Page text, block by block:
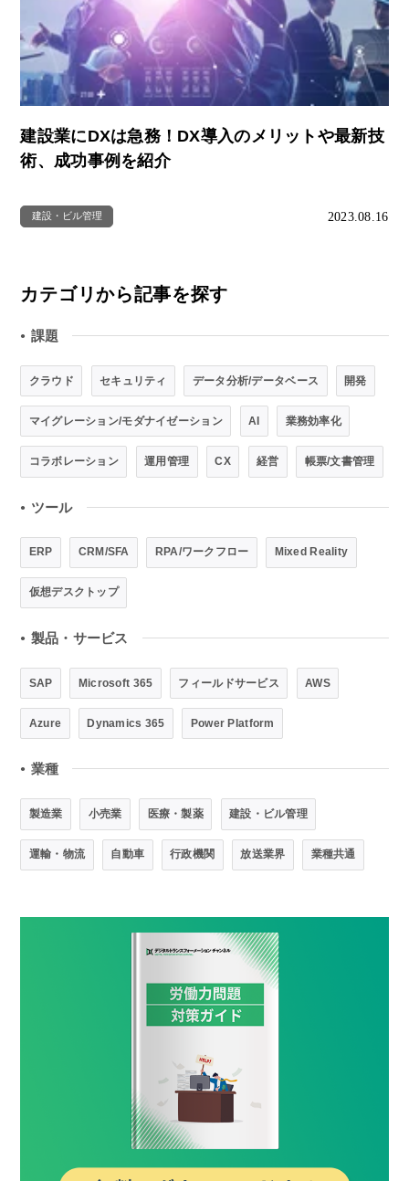
建設業にDXは急務！DX導入のメリットや最新技
術、成功事例を紹介
建設・ビル管理 2023.08.16
カテゴリから記事を探す
● 課題
クラウド セキュリティ データ分析/データベース 開発
マイグレーション/モダナイゼーション AI 業務効率化
コラボレーション 運用管理 CX 経営 帳票/文書管理
● ツール
ERP CRM/SFA RPA/ワークフロー Mixed Reality
仮想デスクトップ
● 製品・サービス
SAP Microsoft 365 フィールドサービス AWS
Azure Dynamics 365 Power Platform
● 業種
製造業 小売業 医療・製薬 建設・ビル管理
運輸・物流 自動車 行政機関 放送業界 業種共通